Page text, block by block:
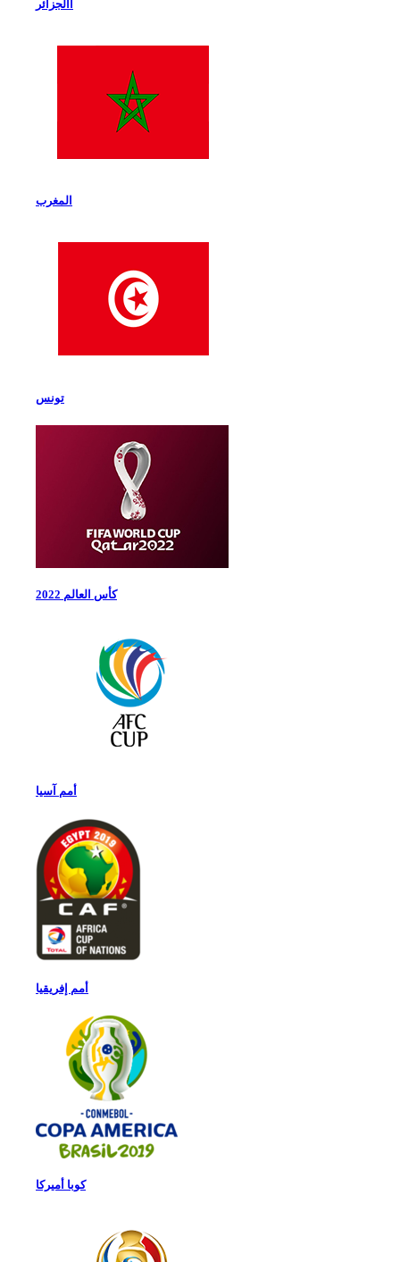
االجزائر
المغرب
تونس
كأس العالم 2022
أمم آسيا
أمم إفريقيا
كوبا أميركا